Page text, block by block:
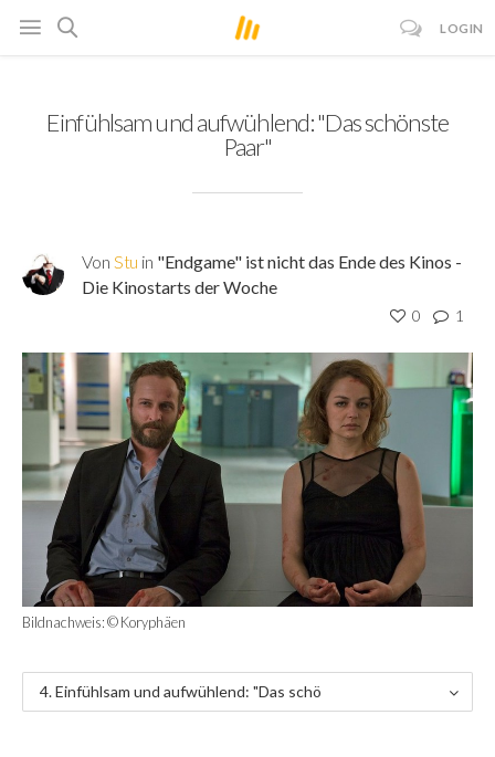
LOGIN
Einfühlsam und aufwühlend: "Das schönste
Paar"
Von Stu in "Endgame" ist nicht das Ende des Kinos -
Die Kinostarts der Woche
0 1
Bildnachweis: © Koryphäen
4. Einfühlsam und aufwühlend: "Das schö
nste Paar"